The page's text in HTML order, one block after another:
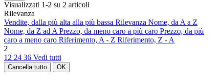
Visualizzati 1-2 su 2 articoli
Rilevanza
Vendite, dalla più alta alla più bassa Rilevanza Nome, da A a Z
Nome, da Z ad APrezzo, da meno caro a più caro Prezzo, da più
caro a meno caro Riferimento, A - Z Riferimento, Z - A
2
12 24 36 Vedi tutti
Cancella tutto OK